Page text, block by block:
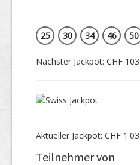
25
30 34 46 50
Nächster Jackpot: CHF
Aktueller Jackpot: CHF
Teilnehmer von